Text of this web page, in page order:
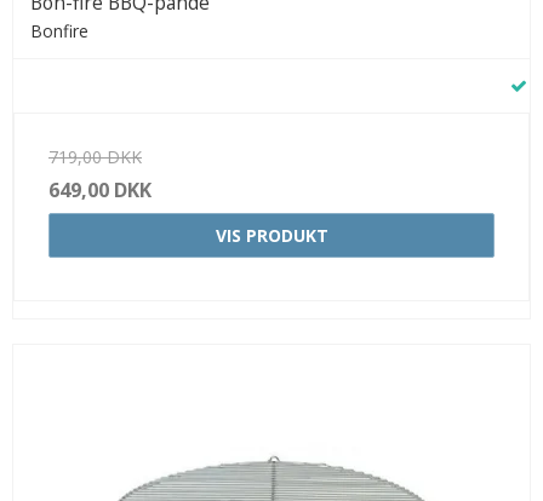
Bonfire
719,00 DKK
649,00 DKK
VIS PRODUKT